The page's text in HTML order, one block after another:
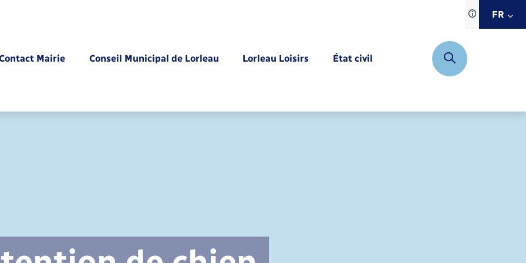
Traduction
siteFR
Mairie Conseil Municipal de Lorleau Lorleau Loisirs État civil